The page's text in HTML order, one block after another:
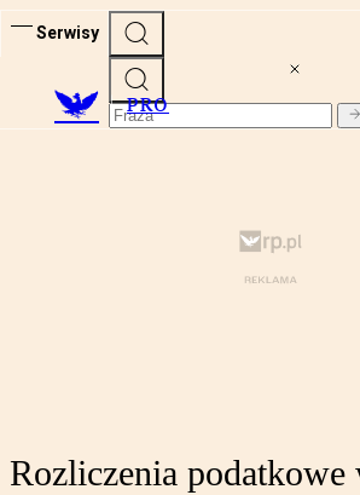
Serwisy
PRO
Rozliczenia podatkowe